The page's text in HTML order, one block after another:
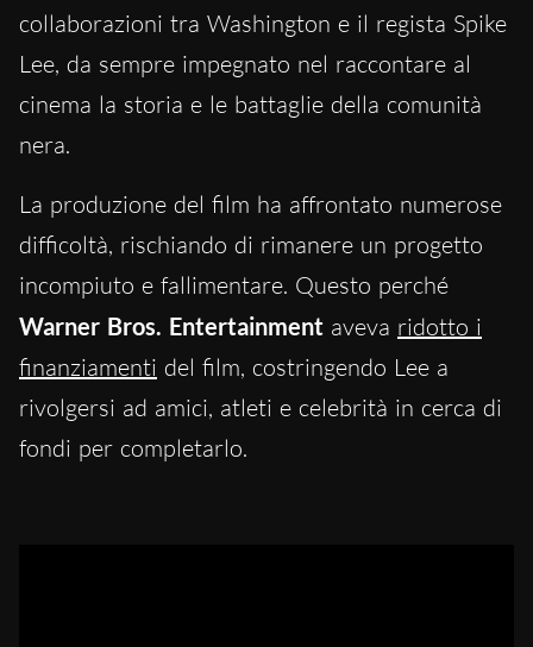
collaborazioni tra Washington e il regista Spike
Lee, da sempre impegnato nel raccontare al
cinema la storia e le battaglie della comunità
nera.
La produzione del film ha affrontato numerose
difficoltà, rischiando di rimanere un progetto
incompiuto e fallimentare. Questo perché
Warner Bros. Entertainment aveva ridotto i
finanziamenti del film, costringendo Lee a
rivolgersi ad amici, atleti e celebrità in cerca di
fondi per completarlo.